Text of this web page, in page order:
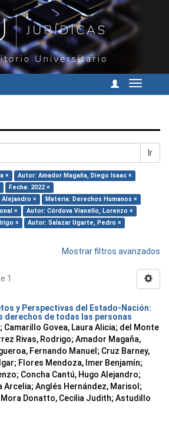
Cambiar
Ir
×
Autor: Amador Magaña, Diego Isaac ×
Fecha: 2022 ×
Alejandro ×
Materia: Derechos Humanos ×
×
Autor: Córdova Vianello, Lorenzo ×
×
Autor: Salazar Ugarte, Pedro ×
Mostrar filtros avanzados
1
y Perspectivas del Estado-Nación:
derechos de todas las personas
; Camarillo Govea, Laura Alicia; del Monte
Rivas, Rodrigo; Amador Magaña,
Fernando Manuel ; Cruz Barney,
; Flores Mendoza, Imer Benjamín;
; Concha Cantú, Hugo Alejandro;
Arcelia; Anglés Hernández, Marisol ;
Mora Donatto, Cecilia Judith; Astudillo